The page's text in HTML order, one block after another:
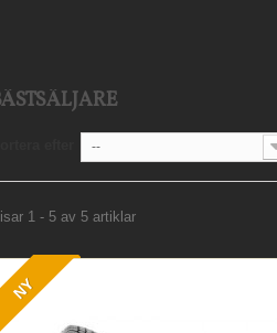
--
1 - 5 av 5 artiklar
NY